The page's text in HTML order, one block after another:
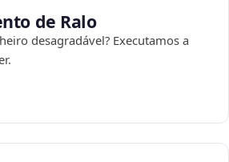
de Ralo
desagradável? Executamos a